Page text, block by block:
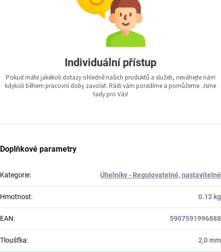
Individuální přístup
Pokud máte jakékoli dotazy ohledně našich produktů a služeb, neváhejte nám
kdykoli během pracovní doby zavolat. Rádi vám poradíme a pomůžeme. Jsme
tady pro Vás!
Doplňkové parametry
Kategorie: Úhelníky - Regulovatelné, nastavitelné
Hmotnost: 0.12 kg
EAN: 5907591996888
Tloušťka: 2,0 mm